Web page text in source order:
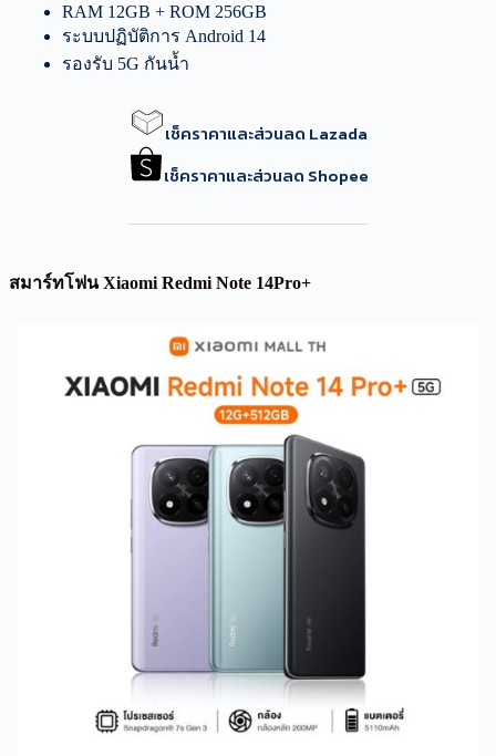
RAM 12GB + ROM 256GB
ระบบปฏิบัติการ Android 14
รองรับ 5G กันน้ำ
เช็คราคาและส่วนลด Lazada
เช็คราคาและส่วนลด Shopee
สมาร์ทโฟน Xiaomi Redmi Note 14Pro+